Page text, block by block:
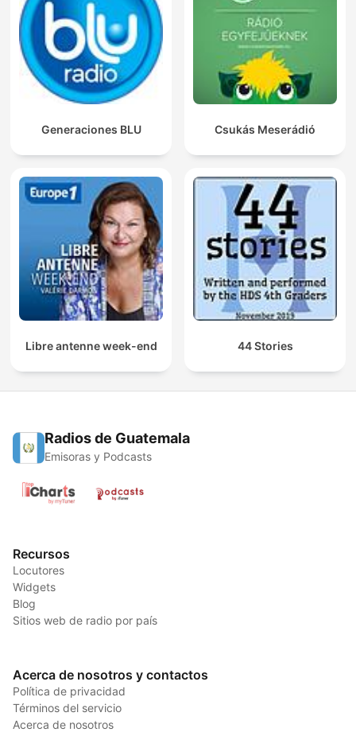
Generaciones BLU Csukás Meserádió
Libre antenne week-end 44 Stories
Radios de Guatemala
Emisoras y Podcasts
Recursos
Locutores
Widgets
Blog
Sitios web de radio por país
Acerca de nosotros y contactos
Política de privacidad
Términos del servicio
Acerca de nosotros